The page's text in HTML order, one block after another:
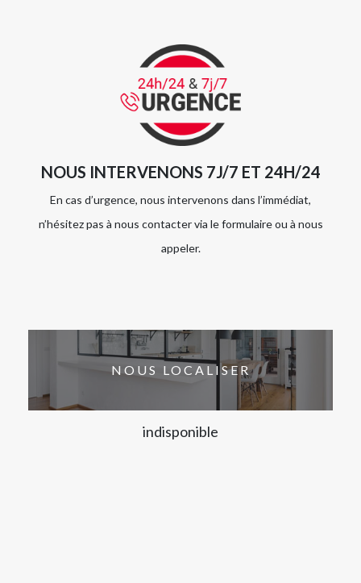
NOUS INTERVENONS 7J/7 ET 24H/24
En cas d’urgence, nous intervenons dans l’immédiat,
n’hésitez pas à nous contacter via le formulaire ou à nous
appeler.
NOUS LOCALISER
indisponible